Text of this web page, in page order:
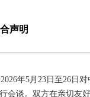
声明
年5月23日至26日对
会谈。双方在亲切友